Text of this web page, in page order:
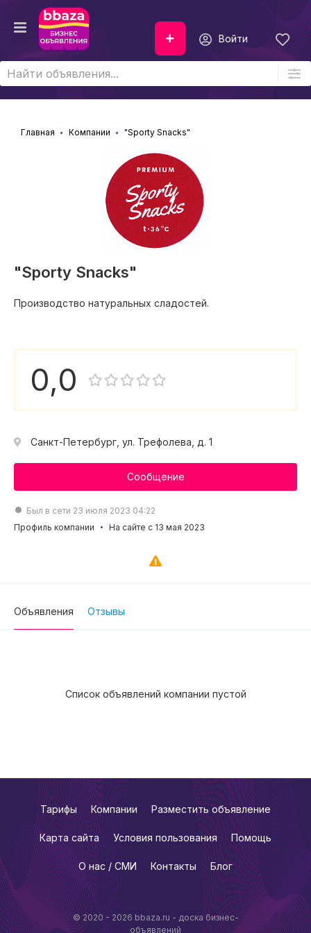
Войти
Главная Компании "Sporty Snacks"
"Sporty Snacks"
Производство натуральных сладостей.
0,0
Санкт-Петербург, ул. Трефолева, д. 1
Сообщение
Был в сети 23 июля 2023 04:22
Профиль компании
На сайте с 13 мая 2023
Объявления Отзывы
Список объявлений компании пустой
© 2020 - 2026 bbaza.ru - доска бизнес-
объявлений
Тарифы Компании Разместить объявление
Карта сайта Условия пользования Помощь
О нас / СМИ Контакты Блог